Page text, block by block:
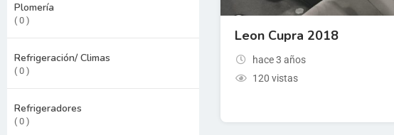
Plomería
( 0 )
Refrigeración/ Climas
( 0 )
Refrigeradores
( 0 )
Leon Cupra 2018
hace 3 años
120 vistas